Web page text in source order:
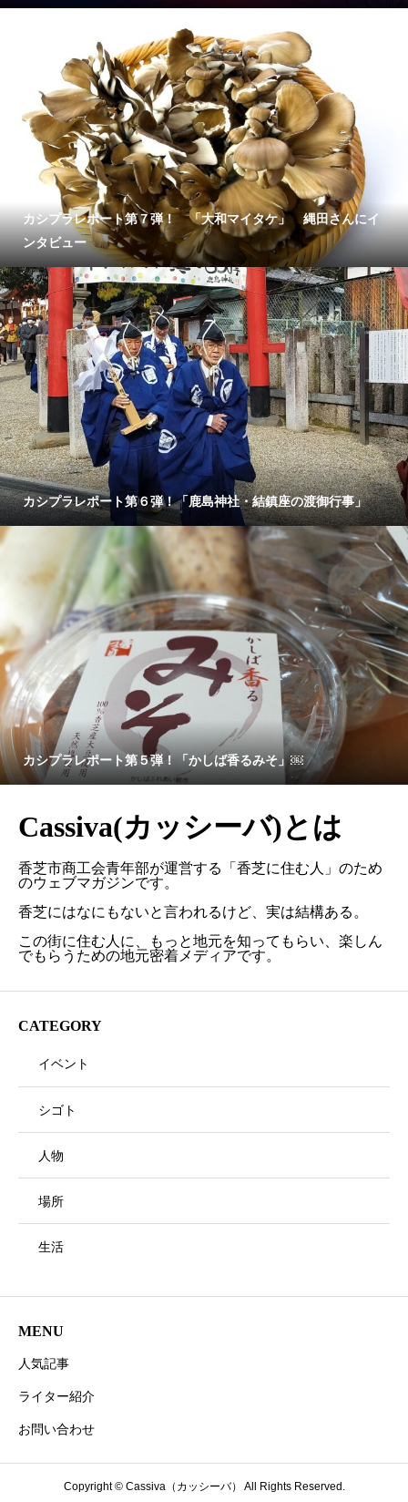
カシプラレポート第７弾！ 「大和マイタケ」 縄田さんにイ
ンタビュー
カシプラレポート第６弾！「鹿島神社・結鎮座の渡御行事」
カシプラレポート第５弾！「かしば香るみそ」￼
Cassiva(カッシーバ)とは
香芝市商工会青年部が運営する「香芝に住む人」のため
のウェブマガジンです。
香芝にはなにもないと言われるけど、実は結構ある。
この街に住む人に、もっと地元を知ってもらい、楽しん
でもらうための地元密着メディアです。
CATEGORY
イベント
シゴト
人物
場所
生活
MENU
人気記事
ライター紹介
お問い合わせ
Copyright © Cassiva（カッシーバ） All Rights Reserved.